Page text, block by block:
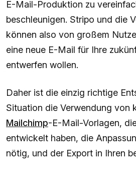
E-Mail-Produktion zu
beschleunigen. Stripo und die
können also von großem
eine neue E-Mail für Ihre
entwerfen wollen.
Daher ist die einzig richtige
Situation die Verwendung von
Mailchimp-E-Mail-Vorlagen,
entwickelt haben, die
nötig, und der Export in Ihren